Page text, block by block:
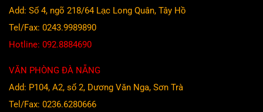
Add: Số 4, ngõ 218/64 Lạc Long Quân, Tây Hồ
Tel/Fax: 0243.9989890
Hotline: 092.8884690
VĂN PHÒNG ĐÀ NẴNG
Add: P104, A2, số 2, Dương Văn Nga, Sơn Trà
Tel/Fax: 0236.6280666